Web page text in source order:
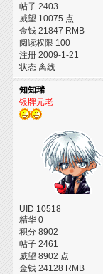
帖子 2403
威望 10075 点
金钱 21847 RMB
阅读权限 100
注册 2009-1-21
状态 离线
知知瑞
银牌元老
UID 10518
精华 0
积分 8902
帖子 2461
威望 8902 点
金钱 24128 RMB